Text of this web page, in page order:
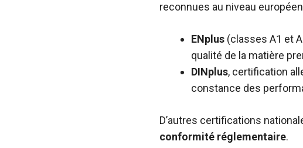
reconnues au niveau
ENplus (classes A1 et
qualité de la matière
DINplus, certification
constance des
D’autres certifications
conformité réglementaire.